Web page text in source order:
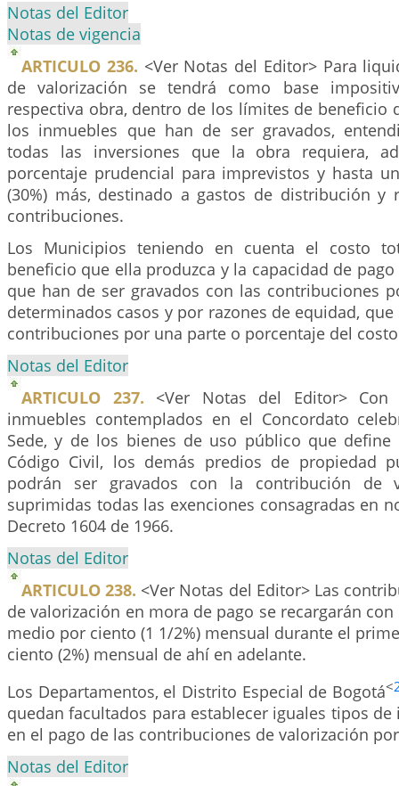
Notas del Editor
Notas de vigencia
ARTICULO 236. <Ver Notas del Editor> Para
de valorización se tendrá como base
respectiva obra, dentro de los límites de beneficio
los inmuebles que han de ser gravados,
todas las inversiones que la obra requiera,
porcentaje prudencial para imprevistos y hasta
(30%) más, destinado a gastos de distribución y
contribuciones.
Los Municipios teniendo en cuenta el costo
beneficio que ella produzca y la capacidad de
que han de ser gravados con las contribuciones
determinados casos y por razones de equidad,
contribuciones por una parte o porcentaje del
Notas del Editor
ARTICULO 237. <Ver Notas del Editor> Con
inmuebles contemplados en el Concordato
Sede, y de los bienes de uso público que
Código Civil, los demás predios de propiedad
podrán ser gravados con la contribución de
suprimidas todas las exenciones consagradas en
Decreto 1604 de 1966.
Notas del Editor
ARTICULO 238. <Ver Notas del Editor> Las
de valorización en mora de pago se recargarán
medio por ciento (1 1/2%) mensual durante el
ciento (2%) mensual de ahí en adelante.
Los Departamentos, el Distrito Especial de Bogotá<
quedan facultados para establecer iguales tipos
en el pago de las contribuciones de valorización
Notas del Editor